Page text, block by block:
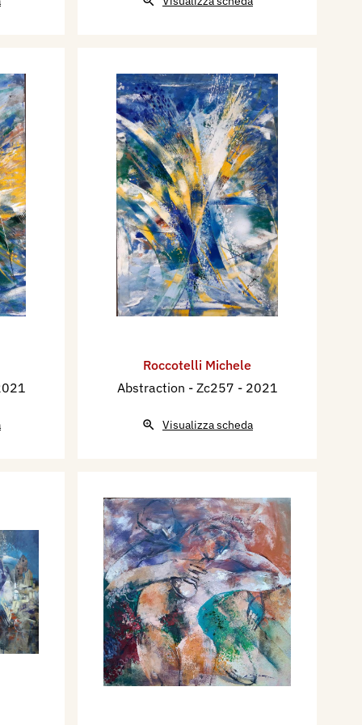
Roccotelli Michele
Abstraction - Zc257 - 2021
Visualizza scheda